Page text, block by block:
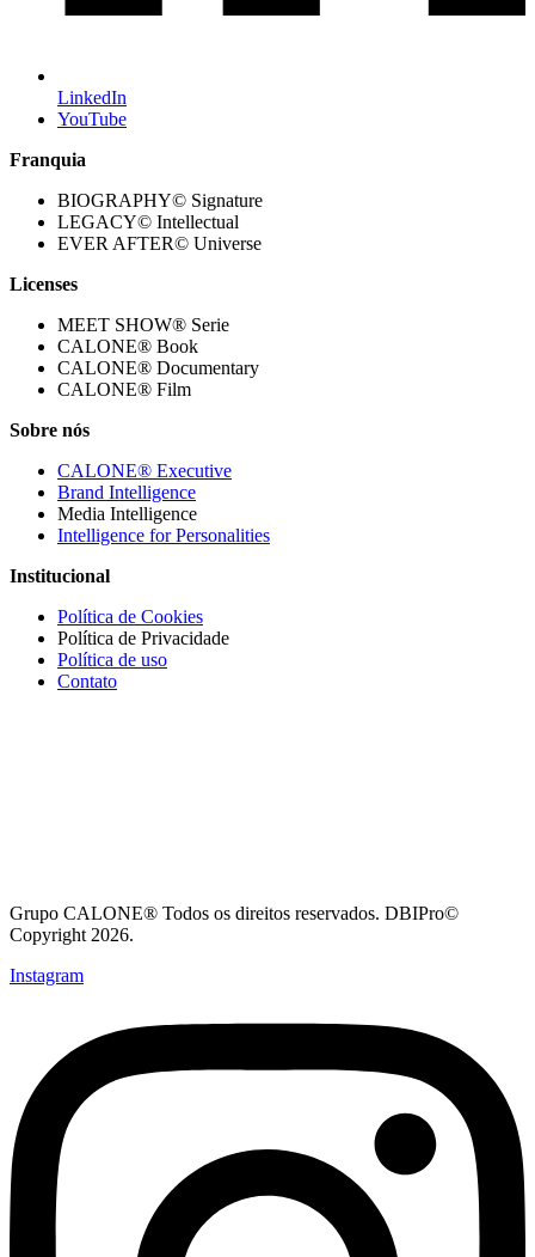
LinkedIn
YouTube
Franquia
BIOGRAPHY© Signature
LEGACY© Intellectual
EVER AFTER© Universe
Licenses
MEET SHOW® Serie
CALONE® Book
CALONE® Documentary
CALONE® Film
Sobre nós
CALONE® Executive
Brand Intelligence
Media Intelligence
Intelligence for Personalities
Institucional
Política de Cookies
Política de Privacidade
Política de uso
Contato
Grupo CALONE® Todos os direitos reservados. DBIPro©
Copyright 2026.
Instagram